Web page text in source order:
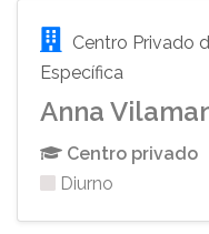
Centro Privado
Específica
Anna
Centro privado
Diurno